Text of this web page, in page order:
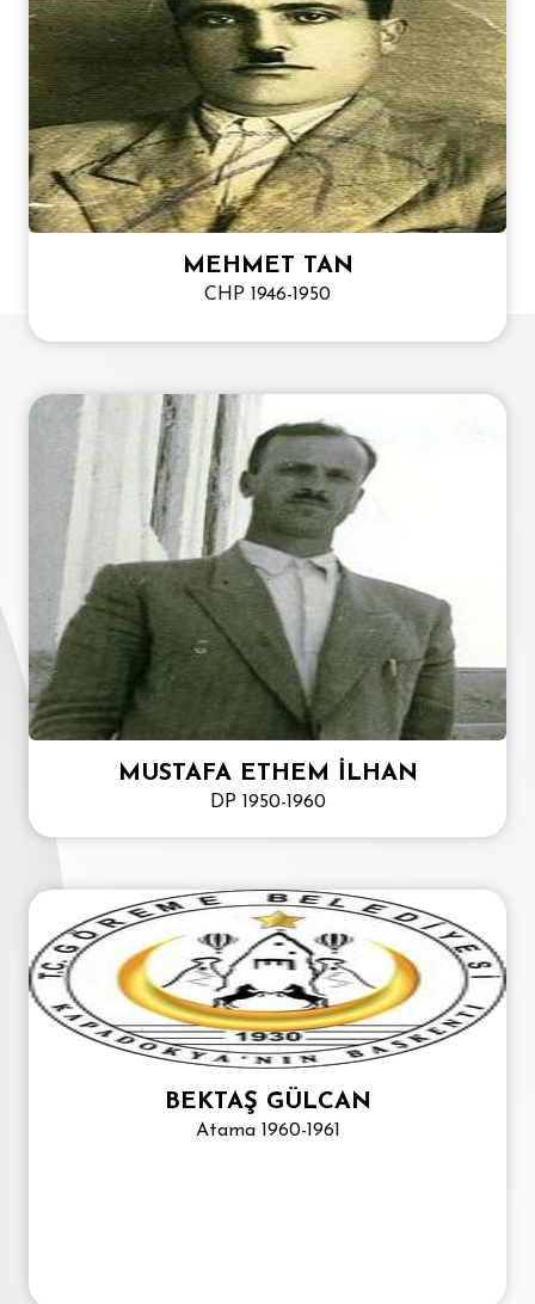
MEHMET TAN
CHP 1946-1950
MUSTAFA ETHEM İLHAN
DP 1950-1960
BEKTAŞ GÜLCAN
Atama 1960-1961